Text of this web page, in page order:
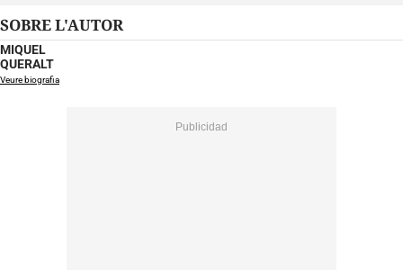
SOBRE L'AUTOR
MIQUEL
QUERALT
Veure biografia